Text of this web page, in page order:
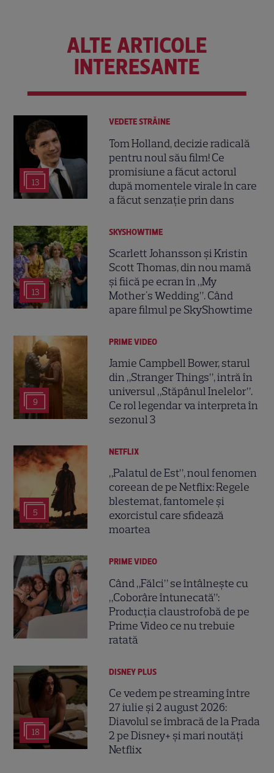
ALTE ARTICOLE
INTERESANTE
13
VEDETE STRĂINE
Tom Holland, decizie radicală
pentru noul său film! Ce
promisiune a făcut actorul
după momentele virale în care
a făcut senzație prin dans
13
SKYSHOWTIME
Scarlett Johansson și Kristin
Scott Thomas, din nou mamă
și fiică pe ecran în „My
Mother's Wedding”. Când
apare filmul pe SkyShowtime
9
PRIME VIDEO
Jamie Campbell Bower, starul
din „Stranger Things”, intră în
universul „Stăpânul Inelelor”.
Ce rol legendar va interpreta în
sezonul 3
5
NETFLIX
„Palatul de Est”, noul fenomen
coreean de pe Netflix: Regele
blestemat, fantomele și
exorcistul care sfidează
moartea
PRIME VIDEO
Când „Fălci” se întâlnește cu
„Coborâre întunecată”:
Producția claustrofobă de pe
Prime Video ce nu trebuie
ratată
18
DISNEY PLUS
Ce vedem pe streaming între
27 iulie și 2 august 2026:
Diavolul se îmbracă de la Prada
2 pe Disney+ și mari noutăți
Netflix